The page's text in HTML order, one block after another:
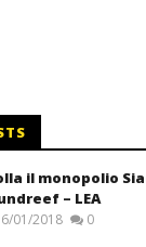
il monopolio
– LEA
01/2018 0